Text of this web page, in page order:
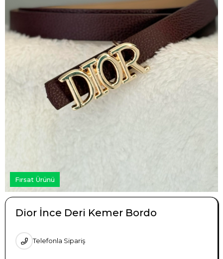
Fırsat Ürünü
Dior İnce Deri Kemer Bordo
Telefonla Sipariş